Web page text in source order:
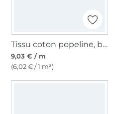
Tissu coton popeline, bleu clair
9,03 € / m
(6,02 € / 1 m²)